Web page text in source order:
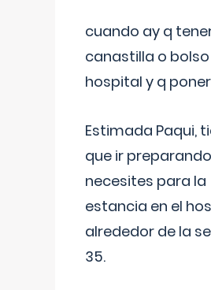
cuando ay q
canastilla o
hospital y q poner
Estimada Paqui,
que ir
necesites para la
estancia en el
alrededor de la
35.